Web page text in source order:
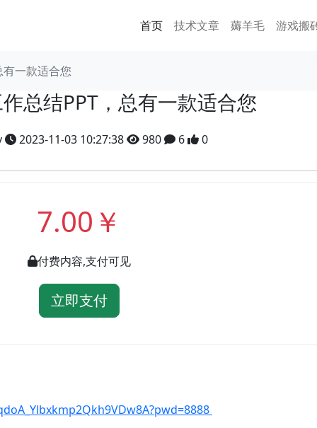
首页 技术文章 薅羊毛 游戏搬
一款适合您
总结PPT，总有一款适合您
2023-11-03 10:27:38 980 6 0
7.00￥
付费内容,支付可见
立即支付